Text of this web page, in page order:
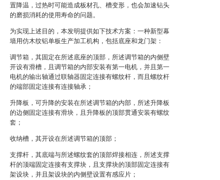
置降温，过热时可能造成板材孔、槽变形，也会加速钻头
的磨损消耗的使用寿命的问题。
为实现上述目的，本发明提供如下技术方案：一种新型幕
墙用仿木纹铝单板生产加工机构，包括底座和龙门架：
调节箱，其固定在所述底座的顶部，所述调节箱的内侧壁
开设有滑槽，且调节箱的内部安装有第一电机，并且第一
电机的输出轴通过联轴器固定连接有螺纹杆，而且螺纹杆
的端部固定连接有连接轴承；
升降板，可升降的安装在所述调节箱的内部，所述升降板
的边侧固定连接有滑块，且升降板的顶部贯通安装有螺纹
套；
收纳槽，其开设在所述调节箱的顶部；
支撑杆，其底端与所述螺纹套的顶部焊接相连，所述支撑
杆的顶端固定连接有支撑块，且支撑块的顶部固定连接有
架设块，并且架设块的内侧壁设置有感应片；